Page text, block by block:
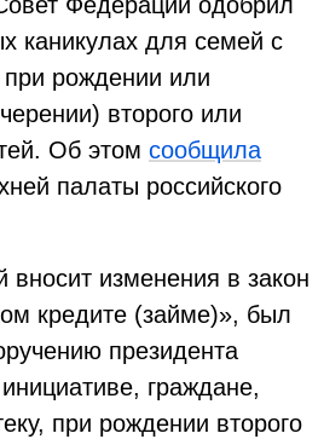
каникулах для семей с
рождении или
второго или
Об этом сообщила
палаты российского
вносит изменения в закон
кредите (займе)», был
президента
граждане,
при рождении второго